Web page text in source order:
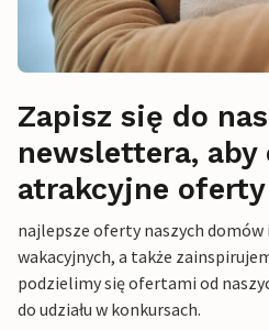
Zapisz się do
newslettera,
atrakcyjne
najlepsze oferty naszych
wakacyjnych, a także
podzielimy się ofertami od
do udziału w konkursach.